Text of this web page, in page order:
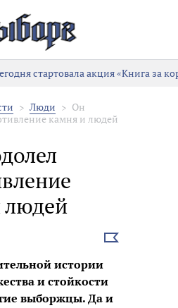
акция «Книга за корм»
Люди
Он
камня и людей
людей
Выбрать
истории
и стойкости
выборжцы. Да и